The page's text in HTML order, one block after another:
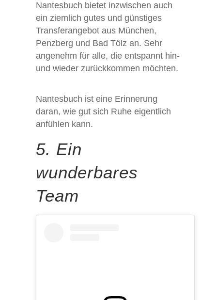
Nantesbuch bietet inzwischen auch
ein ziemlich gutes und günstiges
Transferangebot aus München,
Penzberg und Bad Tölz an. Sehr
angenehm für alle, die entspannt hin-
und wieder zurückkommen möchten.
Nantesbuch ist eine Erinnerung
daran, wie gut sich Ruhe eigentlich
anfühlen kann.
5. Ein
wunderbares
Team